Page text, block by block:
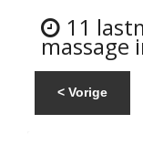
11
massage
< Vorige